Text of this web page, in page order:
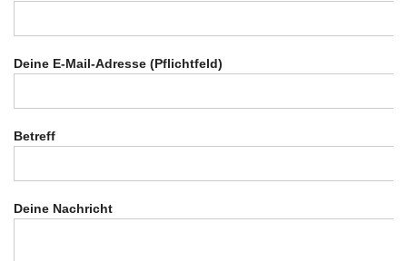
Deine E-Mail-Adresse (Pflichtfeld)
Betreff
Deine Nachricht